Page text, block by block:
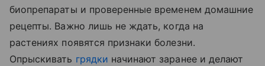
биопрепараты и проверенные временем домашние
рецепты. Важно лишь не ждать, когда на
растениях появятся признаки болезни.
Опрыскивать грядки начинают заранее и делают